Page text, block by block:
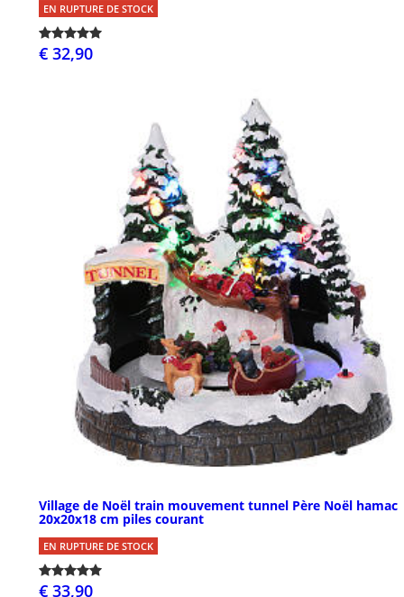
EN RUPTURE DE STOCK
€ 32,90
Village de Noël train mouvement tunnel Père Noël hamac
20x20x18 cm piles courant
EN RUPTURE DE STOCK
€ 33,90